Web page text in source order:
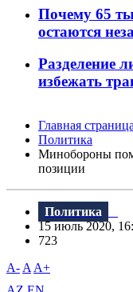
Почему 65
остаются
Разделение
избежать
Главная страница
Политика
Минобороны
позиции
Политика
15 июль 2020,
723
A- A A+